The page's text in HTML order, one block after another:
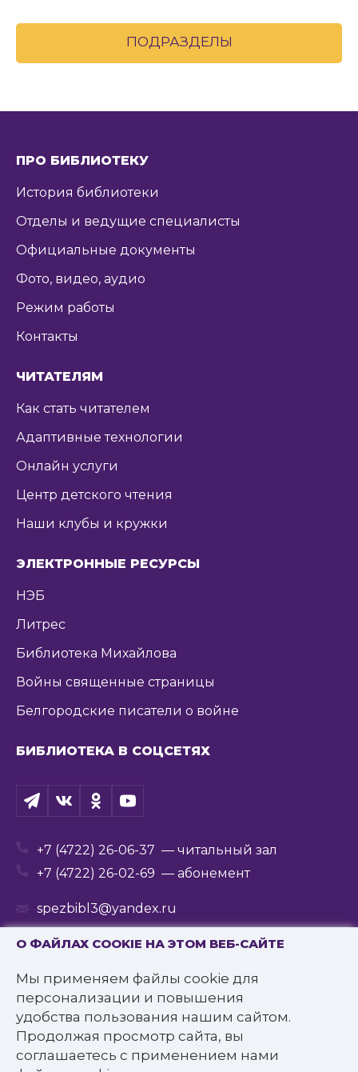
О ФАЙЛАХ COOKIE НА ЭТОМ ВЕБ-САЙТЕ
Мы применяем файлы cookie для
персонализации и повышения
удобства пользования нашим сайтом.
Продолжая просмотр сайта, вы
соглашаетесь с применением нами
ПОДРАЗДЕЛЫ
ПРО БИБЛИОТЕКУ
История библиотеки
Отделы и ведущие специалисты
Официальные документы
Фото, видео, аудио
Режим работы
Контакты
ЧИТАТЕЛЯМ
Как стать читателем
Адаптивные технологии
Онлайн услуги
Центр детского чтения
Наши клубы и кружки
ЭЛЕКТРОННЫЕ РЕСУРСЫ
НЭБ
Литрес
Библиотека Михайлова
Войны священные страницы
Белгородские писатели о войне
БИБЛИОТЕКА В СОЦСЕТЯХ
+7 (4722) 26-06-37 — читальный зал
+7 (4722) 26-02-69 — абонемент
spezbibl3@yandex.ru
© 2016—2022 Государственное бюджетное
учреждение культуры
«Белгородская государственная специальная
библиотека для слепых им. В.Я. Ерошенко».